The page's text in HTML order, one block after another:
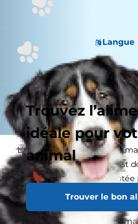
Langue
Trouvez
idéale pour
animal
Trouver le bon
L’alimentation joue un rôle
et le bien-être du chat. Il est
choisir l’alimentation
de poils. Toutefois, les
nouveaux ou expérimentés,
mal à comprendre les